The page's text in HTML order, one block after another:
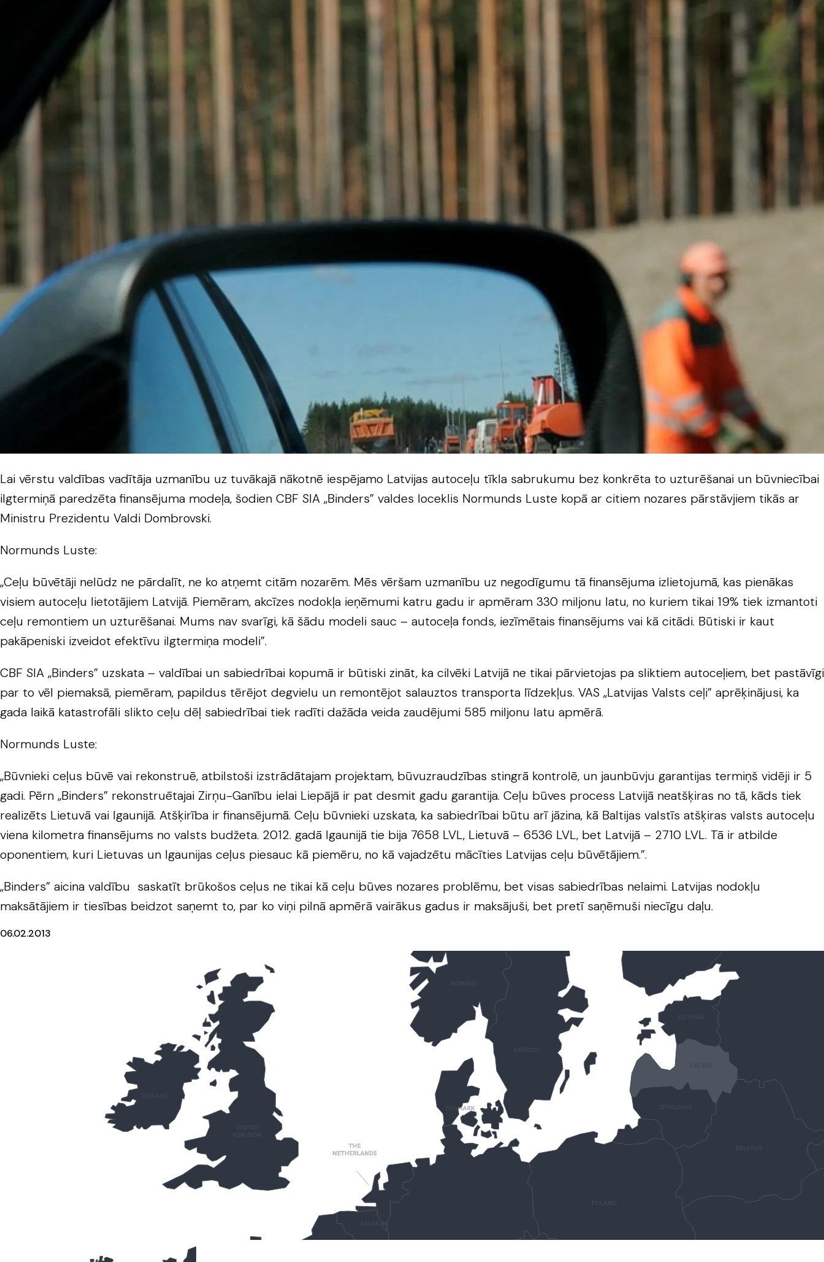
Lai vērstu valdības vadītāja uzmanību uz tuvākajā nākotnē iespējamo Latvijas autoceļu tīkla sabrukumu bez konkrēta to uzturēšanai un būvniecībai
ilgtermiņā paredzēta finansējuma modeļa, šodien CBF SIA „Binders” valdes loceklis Normunds Luste kopā ar citiem nozares pārstāvjiem tikās ar
Ministru Prezidentu Valdi Dombrovski.
Normunds Luste:
„Ceļu būvētāji nelūdz ne pārdalīt, ne ko atņemt citām nozarēm. Mēs vēršam uzmanību uz negodīgumu tā finansējuma izlietojumā, kas pienākas
visiem autoceļu lietotājiem Latvijā. Piemēram, akcīzes nodokļa ieņēmumi katru gadu ir apmēram 330 miljonu latu, no kuriem tikai 19% tiek izmantoti
ceļu remontiem un uzturēšanai. Mums nav svarīgi, kā šādu modeli sauc – autoceļa fonds, iezīmētais finansējums vai kā citādi. Būtiski ir kaut
pakāpeniski izveidot efektīvu ilgtermiņa modeli”.
CBF SIA „Binders” uzskata – valdībai un sabiedrībai kopumā ir būtiski zināt, ka cilvēki Latvijā ne tikai pārvietojas pa sliktiem autoceļiem, bet pastāvīgi
par to vēl piemaksā, piemēram, papildus tērējot degvielu un remontējot salauztos transporta līdzekļus. VAS „Latvijas Valsts ceļi” aprēķinājusi, ka
gada laikā katastrofāli slikto ceļu dēļ sabiedrībai tiek radīti dažāda veida zaudējumi 585 miljonu latu apmērā.
Normunds Luste:
„Būvnieki ceļus būvē vai rekonstruē, atbilstoši izstrādātajam projektam, būvuzraudzības stingrā kontrolē, un jaunbūvju garantijas termiņš vidēji ir 5
gadi. Pērn „Binders” rekonstruētajai Zirņu-Ganību ielai Liepājā ir pat desmit gadu garantija. Ceļu būves process Latvijā neatšķiras no tā, kāds tiek
realizēts Lietuvā vai Igaunijā. Atšķirība ir finansējumā. Ceļu būvnieki uzskata, ka sabiedrībai būtu arī jāzina, kā Baltijas valstīs atšķiras valsts autoceļu
viena kilometra finansējums no valsts budžeta. 2012. gadā Igaunijā tie bija 7658 LVL, Lietuvā – 6536 LVL, bet Latvijā – 2710 LVL. Tā ir atbilde
oponentiem, kuri Lietuvas un Igaunijas ceļus piesauc kā piemēru, no kā vajadzētu mācīties Latvijas ceļu būvētājiem.”.
„Binders” aicina valdību saskatīt brūkošos ceļus ne tikai kā ceļu būves nozares problēmu, bet visas sabiedrības nelaimi. Latvijas nodokļu
maksātājiem ir tiesības beidzot saņemt to, par ko viņi pilnā apmērā vairākus gadus ir maksājuši, bet pretī saņēmuši niecīgu daļu.
06.02.2013